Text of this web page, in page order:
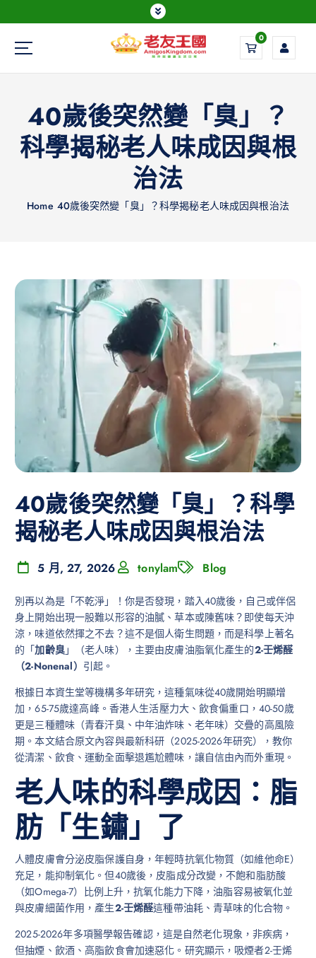
Everything is possible
0
40歲後突然變「臭」？
科學揭秘老人味成因與根
治法
Home 40歲後突然變「臭」？科學揭秘老人味成因與根治法
40歲後突然變「臭」？科學
揭秘老人味成因與根治法
5 月, 27, 2026 tonylam Blog
別再以為是「不乾淨」！你是否發現，踏入40歲後，自己或伴侶
身上開始出現一股難以形容的油膩、草本或陳舊味？即使每天沖
涼，味道依然揮之不去？這不是個人衛生問題，而是科學上著名
的「加齡臭」（老人味），主要由皮膚油脂氧化產生的2-壬烯醛
（2-Nonenal） 引起。
根據日本資生堂等機構多年研究，這種氣味從40歲開始明顯增
加，65-75歲達高峰。香港人生活壓力大、飲食偏重口，40-50歲
更是三種體味（青春汗臭、中年油炸味、老年味）交疊的高風險
期。本文結合原文內容與最新科研（2025-2026年研究），教你
從清潔、飲食、運動全面擊退尷尬體味，讓自信由內而外重現。
老人味的科學成因：脂
肪「生鏽」了
人體皮膚會分泌皮脂保護自身，年輕時抗氧化物質（如維他命E）
充足，能抑制氧化。但40歲後，皮脂成分改變，不飽和脂肪酸
（如Omega-7）比例上升，抗氧化能力下降，油脂容易被氧化並
與皮膚細菌作用，產生2-壬烯醛這種帶油耗、青草味的化合物。
2025-2026年多項醫學報告確認，這是自然老化現象，非疾病，
但抽煙、飲酒、高脂飲食會加速惡化。研究顯示，吸煙者2-壬烯